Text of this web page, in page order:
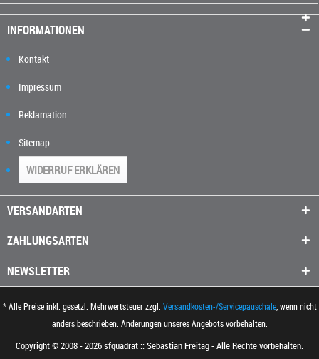
INFORMATIONEN
Kontakt
Impressum
Reklamation
Sitemap
WIDERRUF ERKLÄREN
VERSANDARTEN
ZAHLUNGSARTEN
NEWSLETTER
* Alle Preise inkl. gesetzl. Mehrwertsteuer zzgl. Versandkosten-/Servicepauschale, wenn nicht
anders beschrieben. Änderungen unseres Angebots vorbehalten.
Copyright © 2008 - 2026 sfquadrat :: Sebastian Freitag - Alle Rechte vorbehalten.